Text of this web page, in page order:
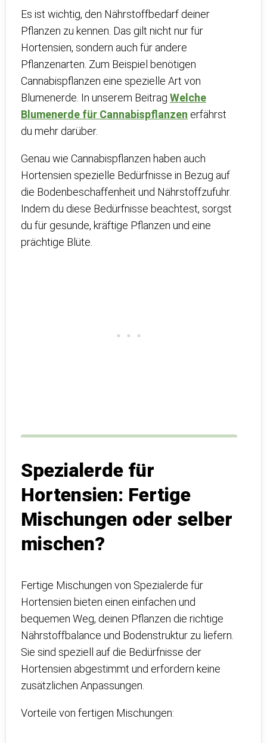
Es ist wichtig, den Nährstoffbedarf deiner
Pflanzen zu kennen. Das gilt nicht nur für
Hortensien, sondern auch für andere
Pflanzenarten. Zum Beispiel benötigen
Cannabispflanzen eine spezielle Art von
Blumenerde. In unserem Beitrag Welche
Blumenerde für Cannabispflanzen erfährst
du mehr darüber.
Genau wie Cannabispflanzen haben auch
Hortensien spezielle Bedürfnisse in Bezug auf
die Bodenbeschaffenheit und Nährstoffzufuhr.
Indem du diese Bedürfnisse beachtest, sorgst
du für gesunde, kräftige Pflanzen und eine
prächtige Blüte.
Spezialerde für
Hortensien: Fertige
Mischungen oder selber
mischen?
Fertige Mischungen von Spezialerde für
Hortensien bieten einen einfachen und
bequemen Weg, deinen Pflanzen die richtige
Nährstoffbalance und Bodenstruktur zu liefern.
Sie sind speziell auf die Bedürfnisse der
Hortensien abgestimmt und erfordern keine
zusätzlichen Anpassungen.
Vorteile von fertigen Mischungen: